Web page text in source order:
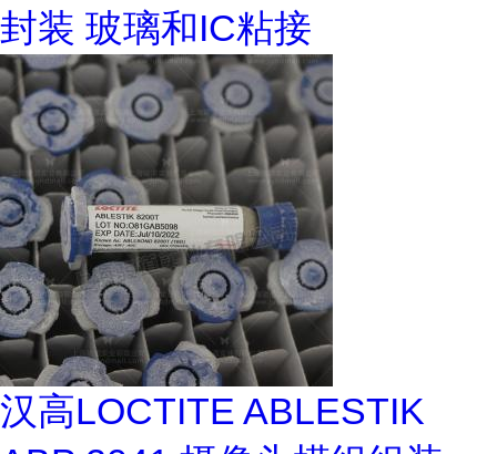
封装 玻璃和IC粘接
汉高LOCTITE ABLESTIK